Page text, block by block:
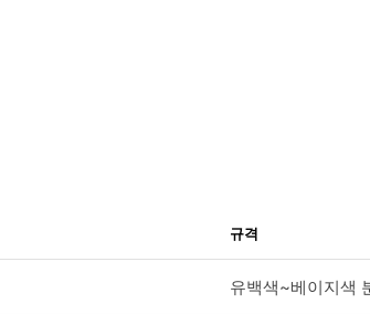
규격
유백색~베이지색